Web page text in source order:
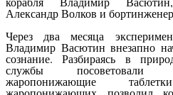
Александр Волков и
Через два месяца
Владимир Васютин внезапно
сознание. Разбираясь в
службы посоветовали
жаропонижающие